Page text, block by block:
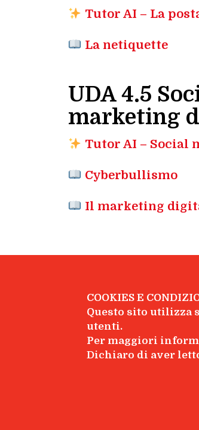
Tutor AI – La
La netiquette
UDA 4.5
marketing
Tutor AI – Social
Cyberbullismo
Il marketing
© Feltrinelli Scuola -
Dati societari|
COOKIES E
Questo sito utilizza
utenti.
Per maggiori
Dichiaro di aver